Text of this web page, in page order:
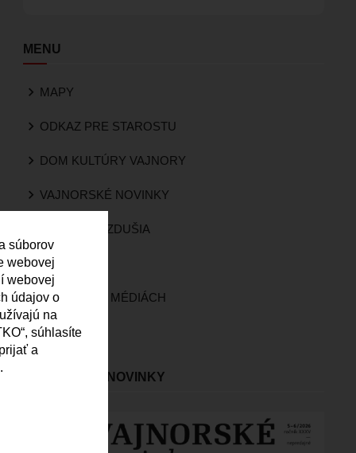
MENU
MAPY
ODKAZ PRE STAROSTU
DOM KULTÚRY VAJNORY
VAJNORSKÉ NOVINKY
KVALITA OVZDUŠIA
KAMERY
VAJNORY V MÉDIÁCH
ROZHLAS
VAJNORSKÉ NOVINKY
súborov
webovej
webovej
údajov o
na
súhlasíte
a